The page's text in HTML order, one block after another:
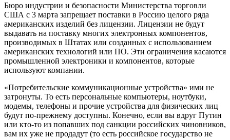
Бюро индустрии и безопасности Министерства торговли
США с 3 марта запрещает поставки в Россию целого ряда
американских изделий без лицензии. Лицензии не будут
выдавать на поставку многих электронных компонентов,
производимых в Штатах или созданных с использованием
американских технологий или ПО. Эти ограничения касаются
промышленной электроники и компонентов, которые
используют компании.
«Потребительские коммуникационные устройства» ими не
затронуты. То есть персональные компьютеры, ноутбуки,
модемы, телефоны и прочие устройства для физических лиц
будут по-прежнему доступны. Конечно, если вы вдруг Путин
или кто-то из попавших под санкции российских чиновников,
вам их уже не продадут (то есть российское государство не